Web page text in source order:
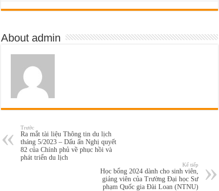
About admin
Trước
Ra mắt tài liệu Thông tin du lịch
tháng 5/2023 – Dấu ấn Nghị quyết
82 của Chính phủ về phục hồi và
phát triển du lịch
Kế tiếp
Học bổng 2024 dành cho sinh viên,
giảng viên của Trường Đại học Sư
phạm Quốc gia Đài Loan (NTNU)